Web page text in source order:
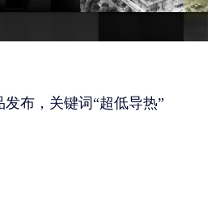
布，关键词“超低导热”